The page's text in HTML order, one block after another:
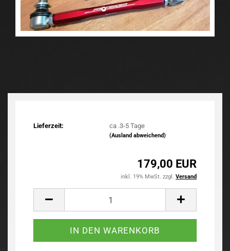
Lieferzeit: ca .3-5 Tage
(Ausland abweichend)
179,00 EUR
inkl. 19% MwSt. zzgl. Versand